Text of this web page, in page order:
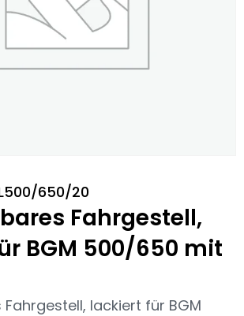
650/20
Fahrgestell,
BGM 500/650 mit
lackiert für BGM